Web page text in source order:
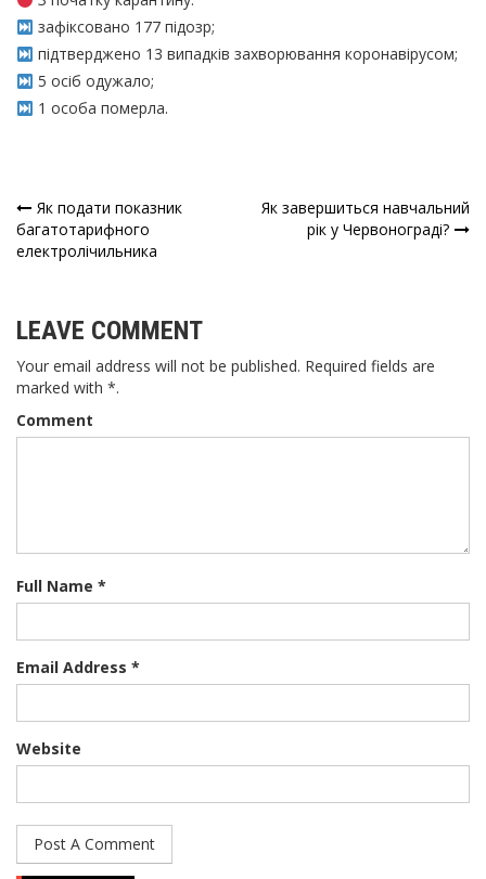
зафіксовано 177 підозр;
підтверджено 13 випадків захворювання коронавірусом;
5 осіб одужало;
1 особа померла.
Навігація
записів
Як подати показник
багатотарифного
електролічильника
Як завершиться навчальний
рік у Червонограді?
LEAVE COMMENT
Your email address will not be published. Required fields are
marked with *.
Comment
Full Name *
Email Address *
Website